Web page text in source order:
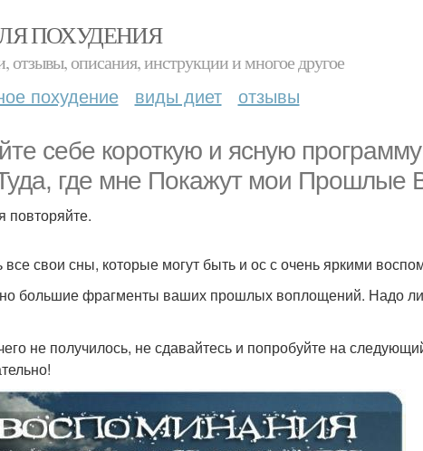
ПОХУДЕНИЯ
отзывы, описания, инструкции и многое другое
похудение виды диет отзывы
себе короткую и ясную
где мне Покажут мои Прошлые
повторяйте.
свои сны, которые могут быть и ос с очень яркими
большие фрагменты ваших прошлых воплощений. Надо
не получилось, не сдавайтесь и попробуйте на